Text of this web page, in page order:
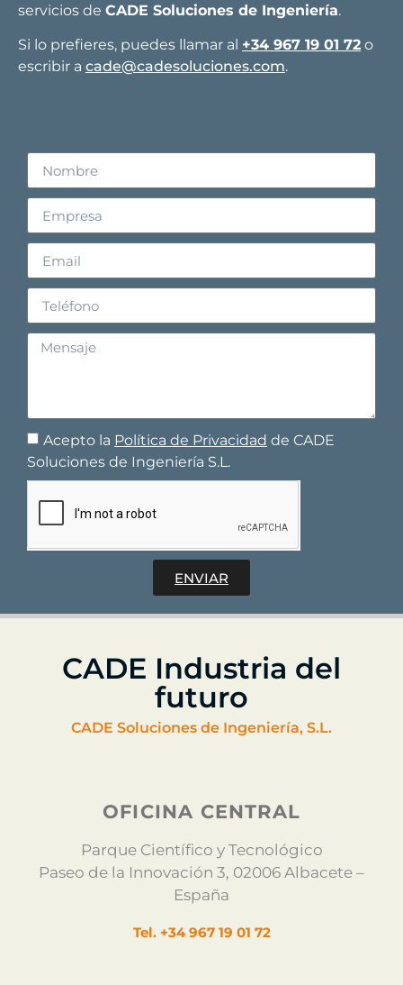
servicios de CADE Soluciones de Ingeniería.
Si lo prefieres, puedes llamar al +34 967 19 01 72 o
escribir a cade@cadesoluciones.com.
Acepto la Política de Privacidad de CADE
Soluciones de Ingeniería S.L.
ENVIAR
CADE Industria del
futuro
CADE Soluciones de Ingeniería, S.L.
OFICINA CENTRAL
Parque Científico y Tecnológico
Paseo de la Innovación 3, 02006 Albacete –
España
Tel. +34 967 19 01 72